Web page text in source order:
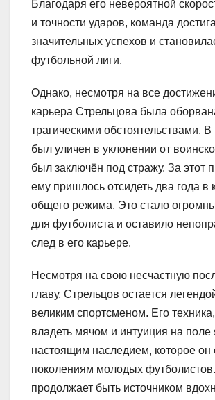
Благодаря его невероятной
и точности ударов, команда
значительных успехов и
футбольной лиги.
Однако, несмотря на все
карьера Стрельцова была
трагическими обстоятельствами. В
был уличен в уклонении от
был заключён под стражу. За этот
ему пришлось отсидеть два года в
общего режима. Это стало
для футболиста и оставило
след в его карьере.
Несмотря на свою несчастную
главу, Стрельцов остается
великим спортсменом. Его
владеть мячом и интуиция на поле
настоящим наследием, которое он
поколениям молодых
продолжает быть источником